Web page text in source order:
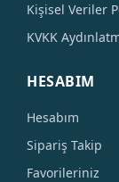
Kişisel Veriler
KVKK
HESABIM
Hesabım
Sipariş Takip
Favorileriniz